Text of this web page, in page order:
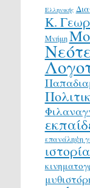
Ελληνικής
Κ.
Μνήμη
επανάληψη
ιστορία